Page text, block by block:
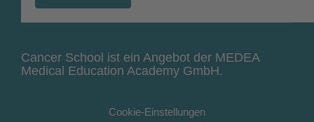
Cancer School ist ein Angebot der MEDEA
Medical Education Academy GmbH.
Cookie-Einstellungen